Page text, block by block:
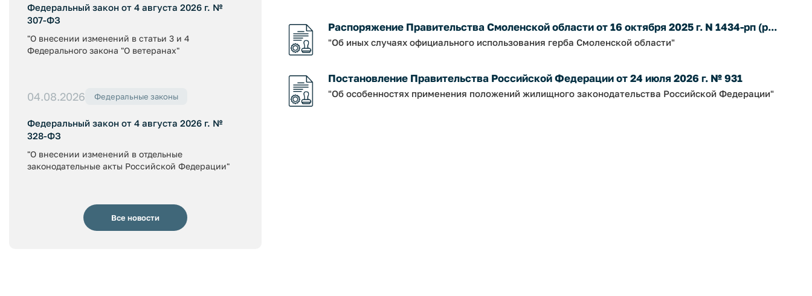
Федеральный закон от 4 августа 2026 г. №
307-ФЗ
"О внесении изменений в статьи 3 и 4
Федерального закона "О ветеранах"
04.08.2026 Федеральные законы
Федеральный закон от 4 августа 2026 г. №
328-ФЗ
"О внесении изменений в отдельные
законодательные акты Российской Федерации"
Все новости
Распоряжение Правительства Смоленской области от 16 октября 2025 г. N 1434-рп (р...
"Об иных случаях официального использования герба Смоленской области"
Постановление Правительства Российской Федерации от 24 июля 2026 г. № 931
"Об особенностях применения положений жилищного законодательства Российской Федерации"